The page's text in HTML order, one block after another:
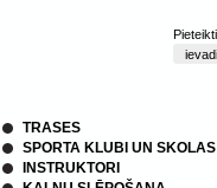
TRASES
SPORTA KLUBI UN SKOLAS
INSTRUKTORI